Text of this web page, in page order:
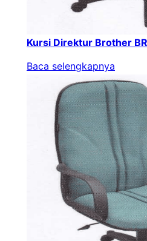
Kursi Direktur Brother
Baca selengkapnya